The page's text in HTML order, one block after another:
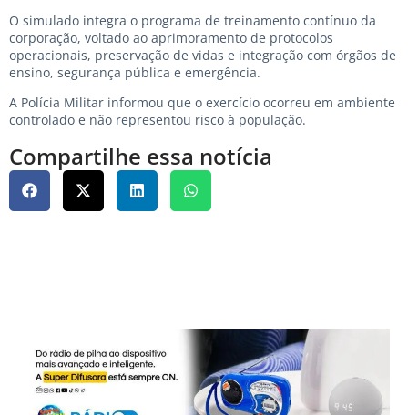
O simulado integra o programa de treinamento contínuo da
corporação, voltado ao aprimoramento de protocolos
operacionais, preservação de vidas e integração com órgãos de
ensino, segurança pública e emergência.
A Polícia Militar informou que o exercício ocorreu em ambiente
controlado e não representou risco à população.
Compartilhe essa notícia